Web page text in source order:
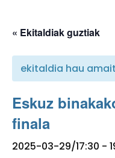
« Ekitaldiak guztiak
ekitaldia hau
Eskuz
finala
2025-03-29/17:30 -